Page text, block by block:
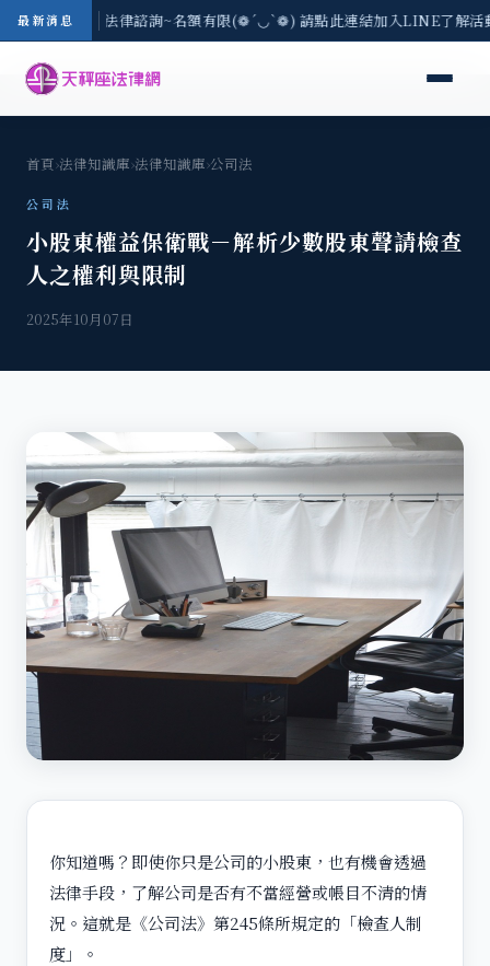
最新消息
一) 現場免費法律諮詢~名額有限(❁´◡`❁) 請點此連結加入LINE了解
首頁›法律知識庫›法律知識庫›公司法
公司法
小股東權益保衛戰－解析少數股東聲請檢查
人之權利與限制
2025年10月07日
你知道嗎？即使你只是公司的小股東，也有機會透過
法律手段，了解公司是否有不當經營或帳目不清的情
況。這就是《公司法》第245條所規定的「檢查人制
度」。